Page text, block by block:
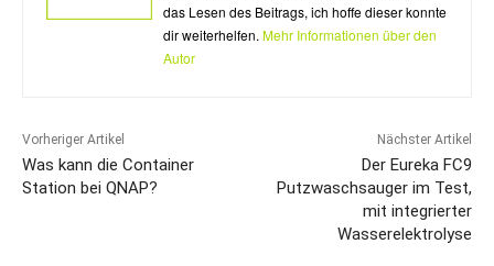
das Lesen des Beitrags, ich hoffe dieser konnte
dir weiterhelfen. Mehr Informationen über den
Autor
Vorheriger Artikel
Was kann die Container
Station bei QNAP?
Nächster Artikel
Der Eureka FC9
Putzwaschsauger im Test,
mit integrierter
Wasserelektrolyse